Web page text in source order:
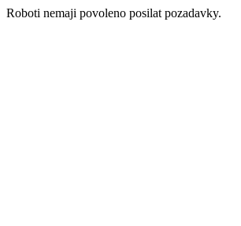
Roboti nemaji povoleno posilat pozadavky.